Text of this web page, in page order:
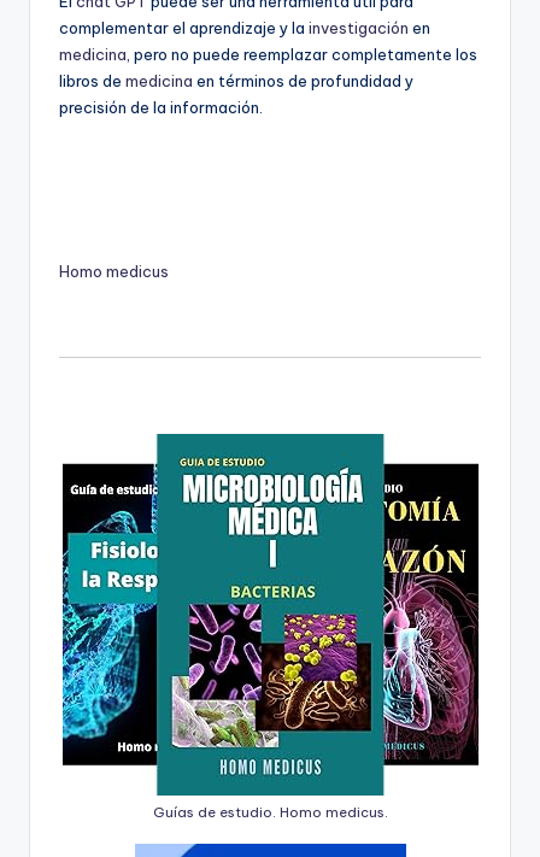
complementar el aprendizaje y la investigación en
medicina , pero no puede reemplazar completamente los
libros de medicina en términos de profundidad y
precisión de la información.
Homo medicus
Guías de estudio. Homo medicus.